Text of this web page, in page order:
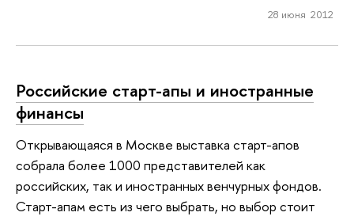
28 июня 2012
Российские старт-апы и иностранные
финансы
Открывающаяся в Москве выставка старт-апов
собрала более 1000 представителей как
российских, так и иностранных венчурных фондов.
Старт-апам есть из чего выбрать, но выбор стоит